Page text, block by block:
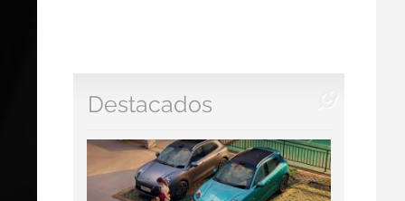
Destacados